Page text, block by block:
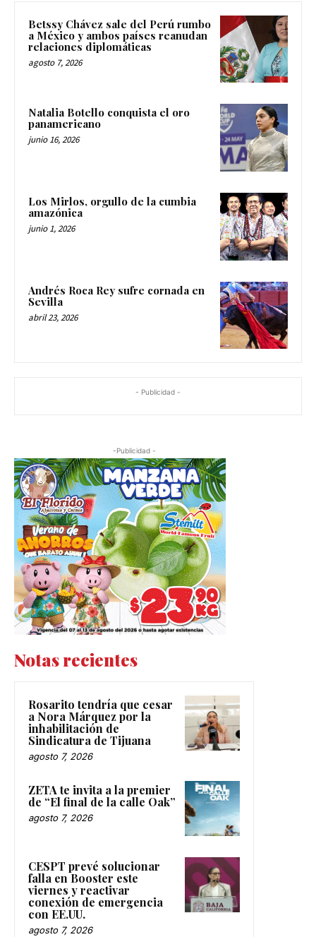
Betssy Chávez sale del Perú rumbo
a México y ambos países reanudan
relaciones diplomáticas
agosto 7, 2026
Natalia Botello conquista el oro
panamericano
junio 16, 2026
Los Mirlos, orgullo de la cumbia
amazónica
junio 1, 2026
Andrés Roca Rey sufre cornada en
Sevilla
abril 23, 2026
- Publicidad -
-Publicidad -
Notas recientes
Rosarito tendría que cesar
a Nora Márquez por la
inhabilitación de
Sindicatura de Tijuana
agosto 7, 2026
ZETA te invita a la premier
de “El final de la calle Oak”
agosto 7, 2026
CESPT prevé solucionar
falla en Booster este
viernes y reactivar
conexión de emergencia
con EE.UU.
agosto 7, 2026